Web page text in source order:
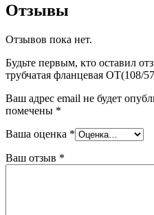
Отзывы
Отзывов пока нет.
Будьте первым, кто оставил
трубчатая фланцевая ОТ(108/
Ваш адрес email не будет
помечены *
Ваша оценка *
Ваш отзыв *